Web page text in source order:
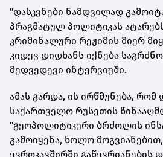
"დასკვნები ნამდვილად
პრაგმატულ პოლიტიკას
კრიმინალური რეჟიმის მიერ
კიდევ დიდხანს იქნება
მედვედევი ინტერვიუში.
ამას გარდა, ის ირწმუნება, რომ
საქართველო რუსეთის
"გეოპოლიტიკური ბრძოლის
გამოიყენა, ხოლო მოგვიანებით,
ევროკავშირში გაწევრიანების